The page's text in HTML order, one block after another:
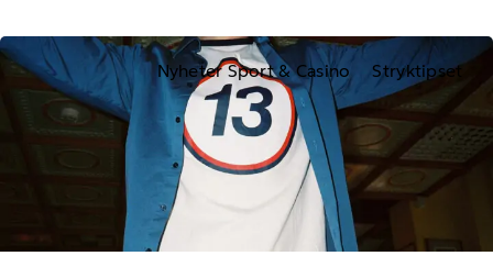
Nyheter Sport & Casino Stryktipset